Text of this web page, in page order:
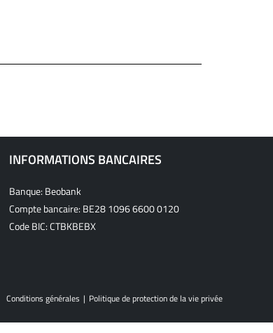
INFORMATIONS BANCAIRES
Banque: Beobank
Compte bancaire: BE28 1096 6600 0120
Code BIC: CTBKBEBX
Conditions générales Politique de protection de la vie privée